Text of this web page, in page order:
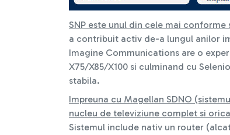
SNP este unul din cele mai
a contribuit activ de-a lungul anilor
Imagine Communications are o
X75/X85/X100 si culminand cu
stabila.
Impreuna cu Magellan SDNO
nucleu de televiziune complet si
Sistemul include nativ un router